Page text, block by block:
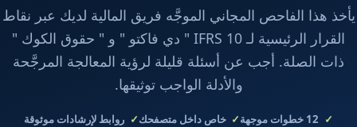
يأخذ هذا الفاحص المجاني الموجَّه فريق المالية لديك عبر نقاط
القرار الرئيسية لـ IFRS 10 " دي فاكتو " و " حقوق الكوك "
ذات الصلة. أجب عن أسئلة قليلة لرؤية المعالجة المرجَّحة
والأدلة الواجب توثيقها.
12 خطوات موجهة خاص داخل متصفحك روابط لإرشادات موثوقة